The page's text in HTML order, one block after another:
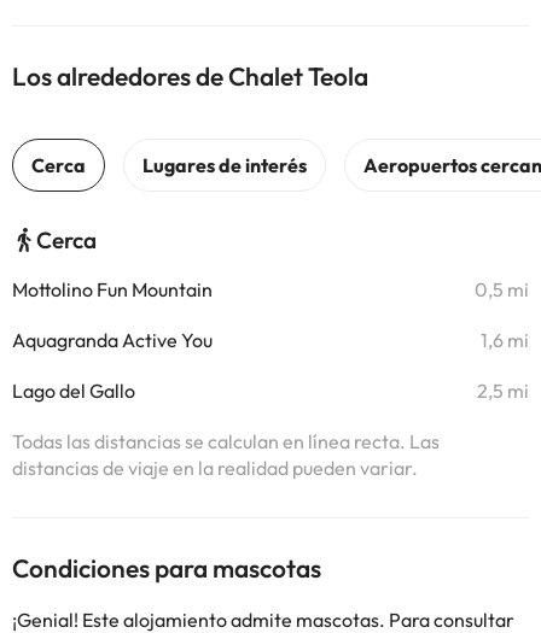
Los alrededores de Chalet Teola
Cerca
Mottolino Fun Mountain 0,5 mi
Aquagranda Active You 1,6 mi
Lago del Gallo 2,5 mi
Todas las distancias se calculan en línea recta. Las
distancias de viaje en la realidad pueden variar.
Condiciones para mascotas
¡Genial! Este alojamiento admite mascotas. Para consultar